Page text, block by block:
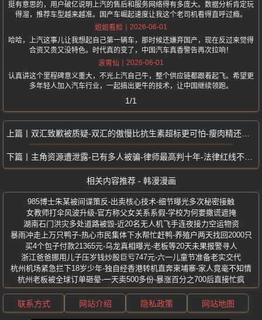
挺有意思的，用户破亿说明上汽的售后和服务网络得有多庞大。数据分析肯定玩
得溜，推荐车型越来越准。国产车崛起速度让我这个老司机看得直呼过瘾。
姐姐看脸
2026-06-01
哈哈，上汽这事儿让我想起自己第一辆车，那时候还嫌弃国产，现在反过来觉得
合资又贵又没特色。时代真的变了，中国汽车真香警告再次拉响！
浪胃仙
2026-06-01
认真讲这个里程碑意义重大，不光上汽自己牛，整个供应链都跟着起飞。希望更
多年轻人加入汽车行业，一起搞出更牛的技术，让中国继续领跑。
1/1
双汇致歉被质疑-双汇的傲慢比抗生素超标更可怕-瘦肉精还记得吧
主角资源遭泄露-已有多人被骗-律师最高判十年-法律红线不容触碰
相关内容推荐 - 韩漫漫画
985博士朱某被间谍策反-出卖核心技术-细节曝光多次秘密接触
女教师打伞风波升级-官方称父女关系系假-学校为何要撒谎遮掩
湖南石门洪灾多处道路被毁-近20名无人机飞手连夜接力空运物资
暴雨冲走上万只鸭子-热心市民集体下水帮忙赶鸭-养殖户两天找回2000只
买4个包子付款21365元-乌龙真相曝光-老板等20天未果报警寻人
浙江爸爸挪用儿子压岁钱炒股巨亏747元-六一儿童节准备老实交代
杭州机场紧急拦下18岁少年-独自经香港转机直奔柬埔寨-家人竟毫不知情
杭州老板被全球订单砸晕-一天卖500多份-暴涨百分之700后直接忙疯
联系方式 网站介绍 隐私政策 网站地图